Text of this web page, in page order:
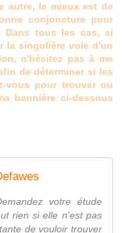
autre, le mieux est de
conjoncture pour
Dans tous les cas, si
la singulière voie d'un
n'hésitez pas à me
de déterminer si les
vous pour trouver ou
bannière ci-dessous
votre étude
rien si elle n'est pas
de vouloir trouver